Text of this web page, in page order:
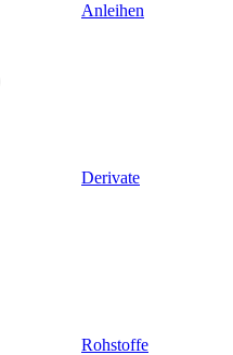
Anleihen
Derivate
Rohstoffe